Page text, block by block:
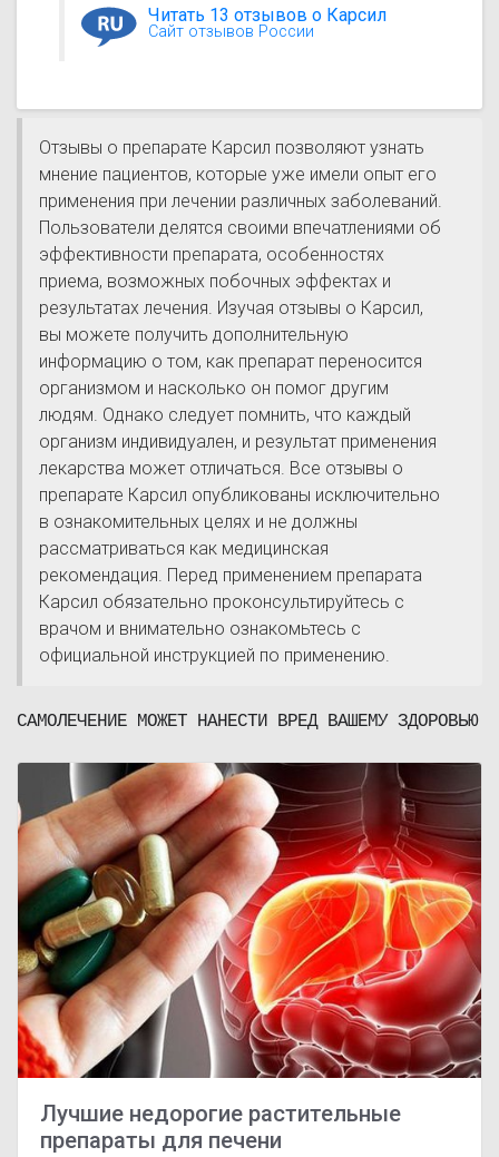
Читать 13 отзывов о Карсил
Сайт отзывов России
Отзывы о препарате Карсил позволяют узнать
мнение пациентов, которые уже имели опыт его
применения при лечении различных заболеваний.
Пользователи делятся своими впечатлениями об
эффективности препарата, особенностях
приема, возможных побочных эффектах и
результатах лечения. Изучая отзывы о Карсил,
вы можете получить дополнительную
информацию о том, как препарат переносится
организмом и насколько он помог другим
людям. Однако следует помнить, что каждый
организм индивидуален, и результат применения
лекарства может отличаться. Все отзывы о
препарате Карсил опубликованы исключительно
в ознакомительных целях и не должны
рассматриваться как медицинская
рекомендация. Перед применением препарата
Карсил обязательно проконсультируйтесь с
врачом и внимательно ознакомьтесь с
официальной инструкцией по применению.
САМОЛЕЧЕНИЕ МОЖЕТ НАНЕСТИ ВРЕД ВАШЕМУ ЗДОРОВЬЮ
Лучшие недорогие растительные
препараты для печени